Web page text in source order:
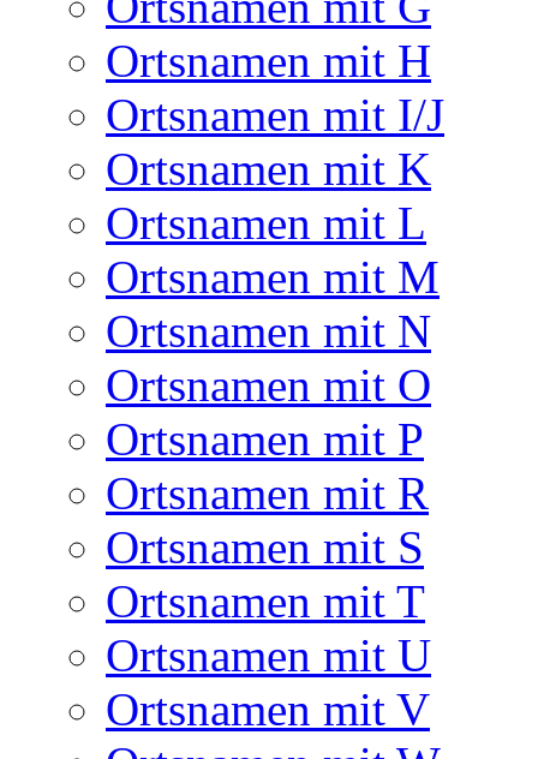
Ortsnamen mit H
Ortsnamen mit I/J
Ortsnamen mit K
Ortsnamen mit L
Ortsnamen mit M
Ortsnamen mit N
Ortsnamen mit O
Ortsnamen mit P
Ortsnamen mit R
Ortsnamen mit S
Ortsnamen mit T
Ortsnamen mit U
Ortsnamen mit V